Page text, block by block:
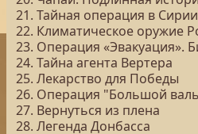
21. Тайная операция в Сирии
22. Климатическое оружие
23. Операция «Эвакуация».
24. Тайна агента Вертера
25. Лекарство для Победы
26. Операция "Большой
27. Вернуться из плена
28. Легенда Донбасса